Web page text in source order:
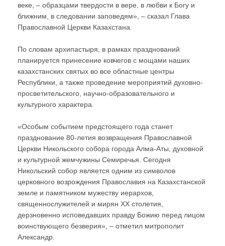
веке, – образцами твердости в вере, в любви к Богу и
ближним, в следовании заповедям», – сказал Глава
Православной Церкви Казахстана.
По словам архипастыря, в рамках празднований
планируется принесение ковчегов с мощами наших
казахстанских святых во все областные центры
Республики, а также проведение мероприятий духовно-
просветительского, научно-образовательного и
культурного характера.
«Особым событием предстоящего года станет
празднование 80-летия возвращения Православной
Церкви Никольского собора города Алма-Аты, духовной
и культурной жемчужины Семиречья. Сегодня
Никольский собор является одним из символов
церковного возрождения Православия на Казахстанской
земле и памятником мужеству иерархов,
священнослужителей и мирян ХХ столетия,
дерзновенно исповедавших правду Божию перед лицом
воинствующего безверия», – отметил митрополит
Александр.